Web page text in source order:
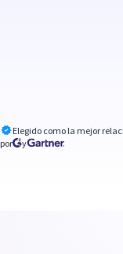
Elegido como la mejor
por
y